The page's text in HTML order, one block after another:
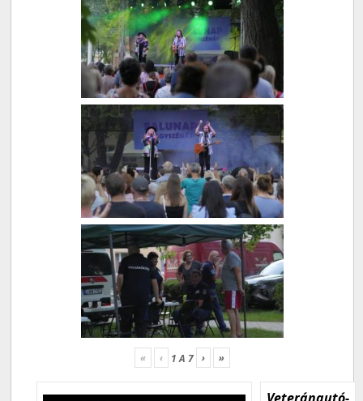
« ‹ 1A 7 › »